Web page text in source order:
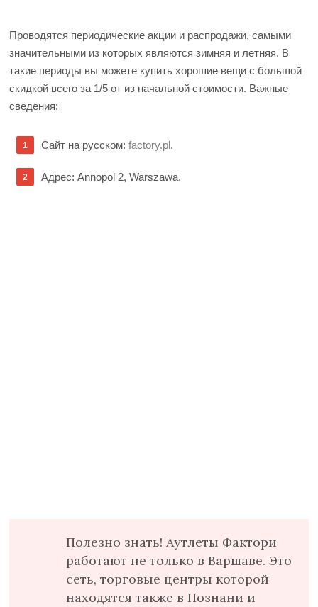
Проводятся периодические акции и распродажи, самыми
значительными из которых являются зимняя и летняя. В
такие периоды вы можете купить хорошие вещи с большой
скидкой всего за 1/5 от из начальной стоимости. Важные
сведения:
Сайт на русском:factory.pl.
Адрес: Annopol 2, Warszawa.
Полезно знать! Аутлеты Фактори
работают не только в Варшаве. Это
сеть, торговые центры которой
находятся также в Познани и